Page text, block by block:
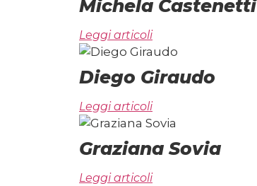
Michela Castenetti
Leggi articoli
Diego Giraudo
Leggi articoli
Graziana Sovia
Leggi articoli